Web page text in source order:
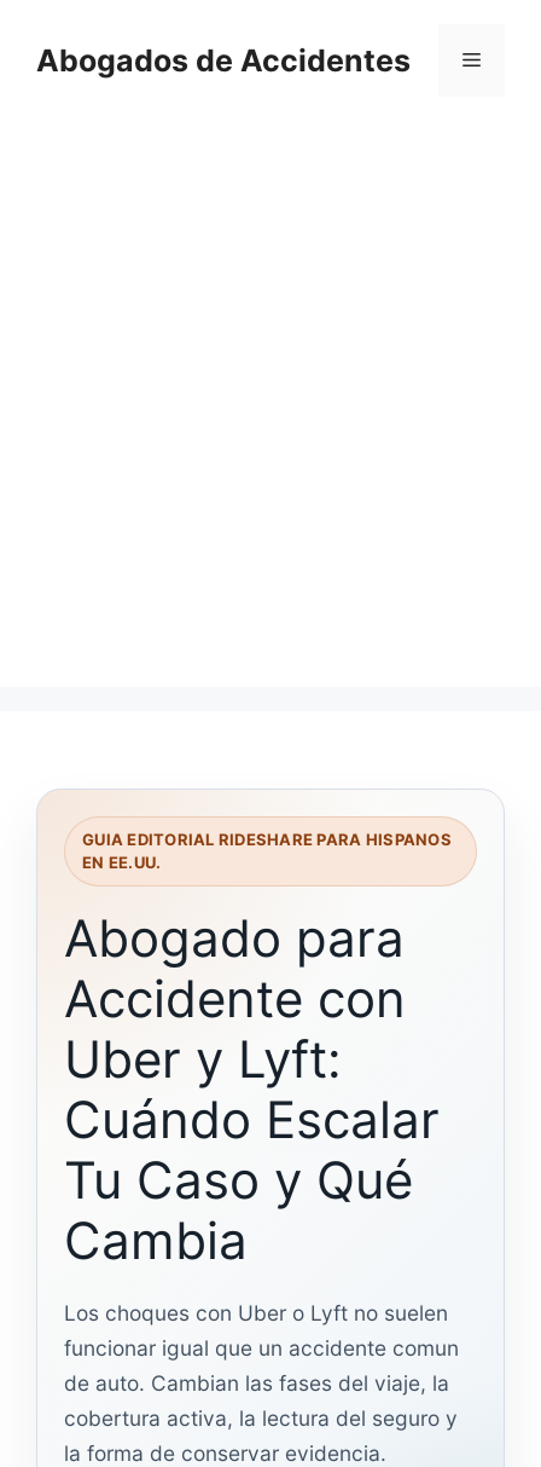
contenido
Abogados de Accidentes Menú
GUIA EDITORIAL RIDESHARE PARA HISPANOS
EN EE.UU.
Abogado para
Accidente con
Uber y Lyft:
Cuándo Escalar
Tu Caso y Qué
Cambia
Los choques con Uber o Lyft no suelen
funcionar igual que un accidente comun
de auto. Cambian las fases del viaje, la
cobertura activa, la lectura del seguro y
la forma de conservar evidencia.